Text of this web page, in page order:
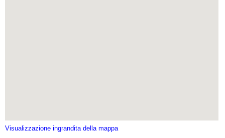
Visualizzazione ingrandita della mappa